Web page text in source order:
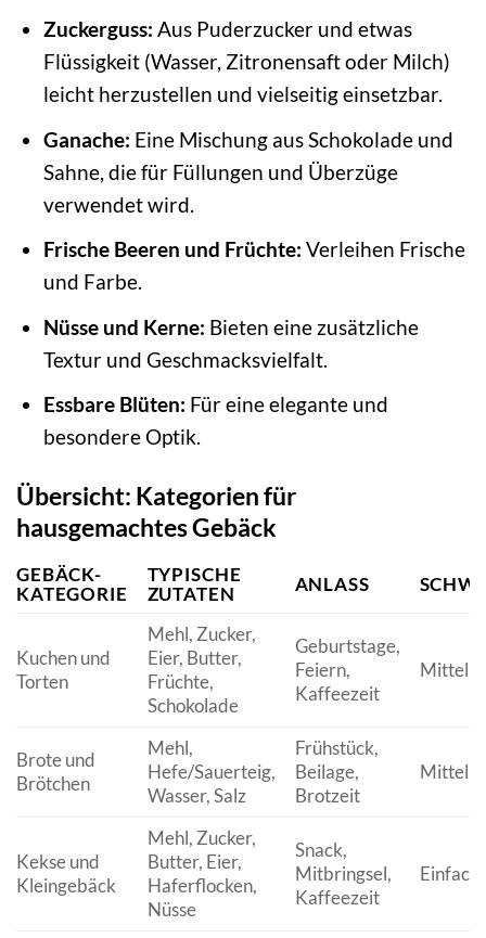
Zuckerguss: Aus Puderzucker und etwas
Flüssigkeit (Wasser, Zitronensaft oder Milch)
leicht herzustellen und vielseitig einsetzbar.
Ganache: Eine Mischung aus Schokolade und
Sahne, die für Füllungen und Überzüge
verwendet wird.
Frische Beeren und Früchte: Verleihen Frische
und Farbe.
Nüsse und Kerne: Bieten eine zusätzliche
Textur und Geschmacksvielfalt.
Essbare Blüten: Für eine elegante und
besondere Optik.
Übersicht: Kategorien für
hausgemachtes Gebäck
GEBÄCK-
KATEGORIE
TYPISCHE
ZUTATEN
ANLASS
Kuchen und
Torten
Mehl, Zucker,
Eier, Butter,
Früchte,
Schokolade
Geburtstage,
Feiern,
Kaffeezeit
Mittel
Brote und
Brötchen
Mehl,
Hefe/Sauerteig,
Wasser, Salz
Frühstück,
Beilage,
Brotzeit
Mittel
Kekse und
Kleingebäck
Mehl, Zucker,
Butter, Eier,
Haferflocken,
Nüsse
Snack,
Mitbringsel,
Kaffeezeit